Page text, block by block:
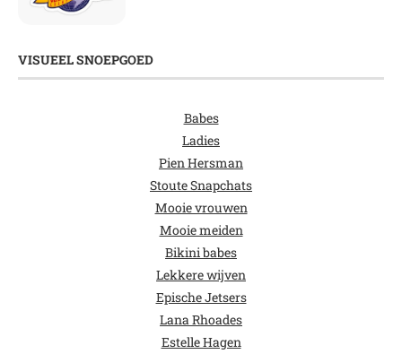
VISUEEL SNOEPGOED
Babes
Ladies
Pien Hersman
Stoute Snapchats
Mooie vrouwen
Mooie meiden
Bikini babes
Lekkere wijven
Epische Jetsers
Lana Rhoades
Estelle Hagen